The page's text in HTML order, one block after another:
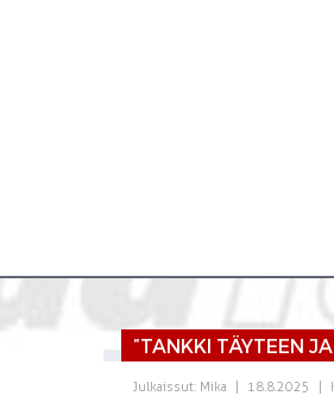
”TANKKI TÄYTEEN
Julkaissut: Mika 18.8.2025